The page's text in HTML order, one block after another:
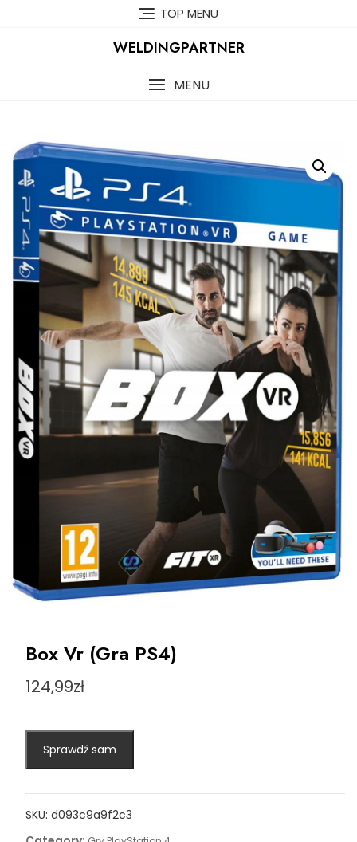
TOP MENU
WELDINGPARTNER
MENU
Box Vr (Gra PS4)
124,99zł
Sprawdź sam
SKU: d093c9a9f2c3